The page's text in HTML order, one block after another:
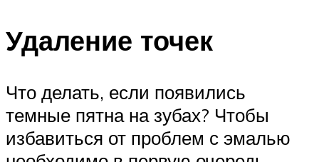
Удаление точек
Что делать, если появились
темные пятна на зубах? Чтобы
избавиться от проблем с эмалью